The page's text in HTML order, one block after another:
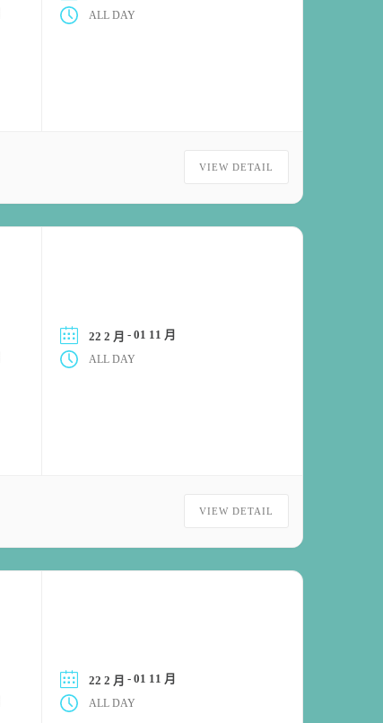
ALL DAY
VIEW DETAIL
22 2 月 - 01 11 月
ALL DAY
VIEW DETAIL
22 2 月 - 01 11 月
ALL DAY